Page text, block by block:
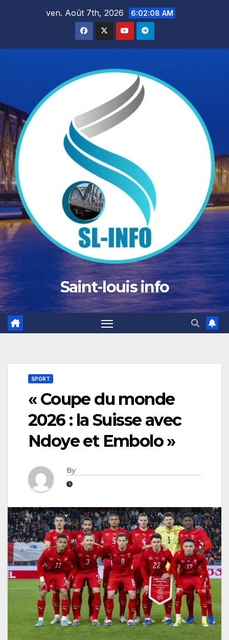
ven. Août 7th, 2026 6:02:09 AM
Saint-louis info
SPORT
« Coupe du monde
2026 : la Suisse avec
Ndoye et Embolo »
By